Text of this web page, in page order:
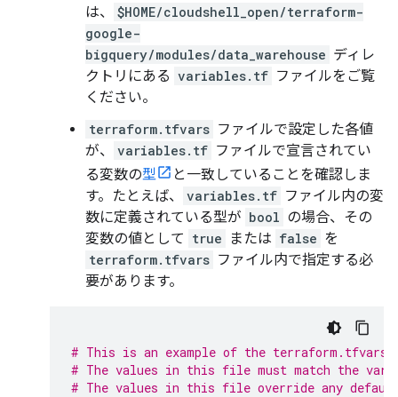
は、
$HOME/cloudshell_open/terraform-
google-
bigquery/modules/data_warehouse ディレ
クトリにある variables.tf ファイルをご覧
ください。
terraform.tfvars ファイルで設定した各値
が、
variables.tf ファイルで宣言されてい
る変数の型
と一致していることを確認しま
す。たとえば、
variables.tf ファイル内の変
数に定義されている型が bool の場合、その
変数の値として true または false を
terraform.tfvars ファイル内で指定する必
要があります。
# This is an example of the
# The values in this file must match the
# The values in this file override any